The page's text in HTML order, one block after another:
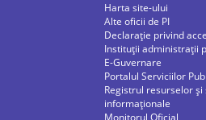
Harta site-ului
Alte oficii de PI
Declarație privind
Instituții administrații
E-Guvernare
Portalul Serviciilor
Registrul resurselor
informaționale